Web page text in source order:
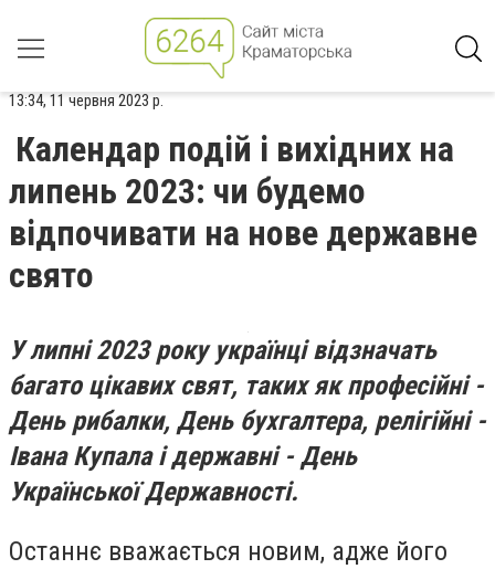
13:34, 11 червня 2023 р.
Календар подій і вихідних на
липень 2023: чи будемо
відпочивати на нове державне
свято
У липні 2023 року українці відзначать
багато цікавих свят, таких як професійні -
День рибалки, День бухгалтера, релігійні -
Івана Купала і державні - День
Української Державності.
Останнє вважається новим, адже його